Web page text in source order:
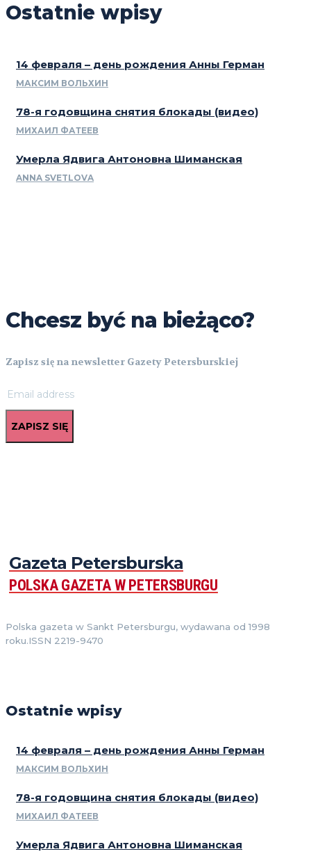
Ostatnie wpisy
14 февраля – день рождения Анны Герман
МАКСИМ ВОЛЬХИН
78-я годовщина снятия блокады (видео)
МИХАИЛ ФАТЕЕВ
Умерла Ядвига Антоновна Шиманская
ANNA SVETLOVA
Chcesz być na bieżąco?
Zapisz się na newsletter Gazety Petersburskiej
ZAPISZ SIĘ
Gazeta Petersburska
POLSKA GAZETA W PETERSBURGU
Polska gazeta w Sankt Petersburgu, wydawana od 1998
roku.ISSN 2219-9470
Ostatnie wpisy
14 февраля – день рождения Анны Герман
МАКСИМ ВОЛЬХИН
78-я годовщина снятия блокады (видео)
МИХАИЛ ФАТЕЕВ
Умерла Ядвига Антоновна Шиманская